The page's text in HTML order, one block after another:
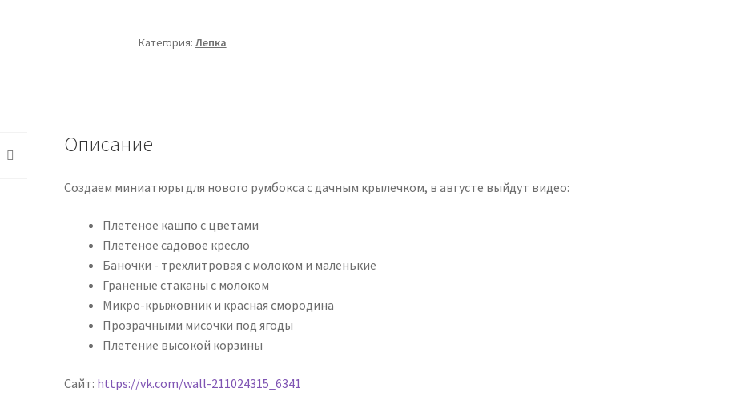
Тысяцкая)
Категория: Лепка
Описание
Создаем миниатюры для нового румбокса с дачным крылечком, в августе выйдут видео:
Плетеное кашпо с цветами
Плетеное садовое кресло
Баночки - трехлитровая с молоком и маленькие
Граненые стаканы с молоком
Микро-крыжовник и красная смородина
Прозрачными мисочки под ягоды
Плетение высокой корзины
Сайт: https://vk.com/wall-211024315_6341